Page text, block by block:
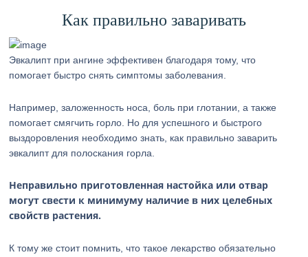
Как правильно заваривать
Эвкалипт при ангине эффективен благодаря тому, что
помогает быстро снять симптомы заболевания.
Например, заложенность носа, боль при глотании, а также
помогает смягчить горло. Но для успешного и быстрого
выздоровления необходимо знать, как правильно заварить
эвкалипт для полоскания горла.
Неправильно приготовленная настойка или отвар
могут свести к минимуму наличие в них целебных
свойств растения.
К тому же стоит помнить, что такое лекарство обязательно